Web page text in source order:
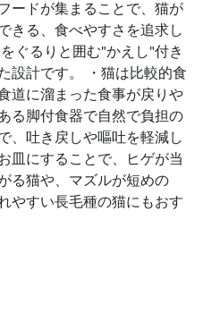
ードが集まることで、猫が
きる、食べやすさを追求し
ぐるりと囲む"かえし"付き
設計です。 ・猫は比較的食
道に溜まった食事が戻りや
る脚付食器で自然で負担の
、吐き戻しや嘔吐を軽減し
皿にすることで、ヒゲが当
る猫や、マズルが短めの
やすい長毛種の猫にもおす